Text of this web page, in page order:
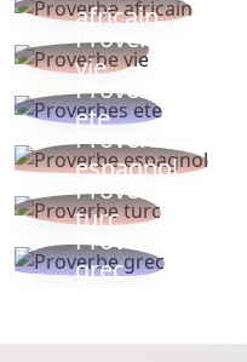
africain
Proverbe
vie
Proverbes
ete
Proverbe
espagnol
Proverbe
turc
Proverbe
grec